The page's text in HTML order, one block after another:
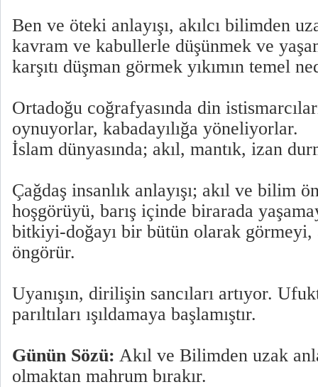
Ben ve öteki anlayışı, akılcı bilimden
kavram ve kabullerle düşünmek ve
karşıtı düşman görmek yıkımın temel
Ortadoğu coğrafyasında din
oynuyorlar, kabadayılığa yöneliyorlar.
İslam dünyasında; akıl, mantık, izan
Çağdaş insanlık anlayışı; akıl ve bilim
hoşgörüyü, barış içinde birarada
bitkiyi-doğayı bir bütün olarak görmeyi,
öngörür.
Uyanışın, dirilişin sancıları artıyor.
parıltıları ışıldamaya başlamıştır.
Günün Sözü: Akıl ve Bilimden uzak
olmaktan mahrum bırakır.